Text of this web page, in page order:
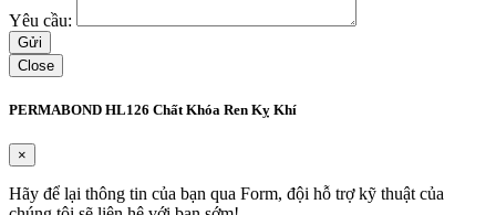
Yêu cầu:
Close
PERMABOND HL126 Chất Khóa Ren Kỵ Khí
×
Hãy để lại thông tin của bạn qua Form, đội hỗ trợ kỹ thuật của